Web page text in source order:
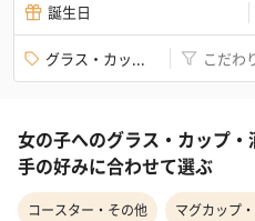
誕生日
グラス・カッ... こだわ
女の子へのグラス・カップ
手の好みに合わせて選ぶ
コースター・その他 マグカップ